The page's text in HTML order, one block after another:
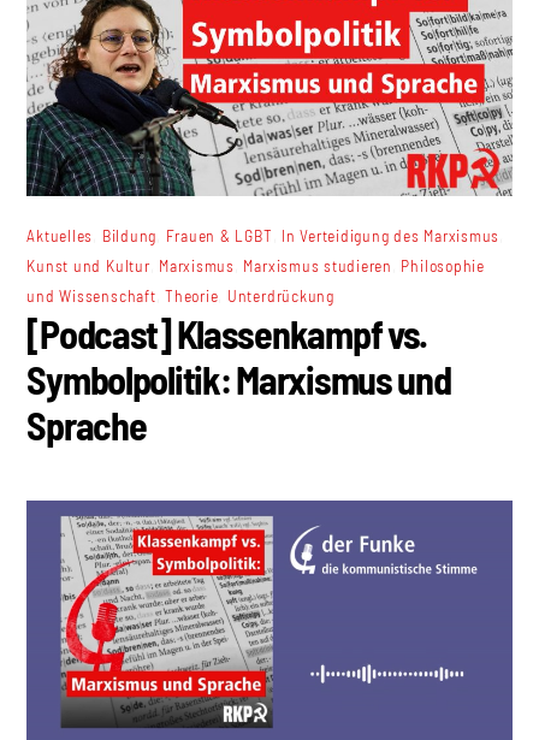
Aktuelles Bildung Frauen & LGBT In Verteidigung des Marxismus
Kunst und Kultur Marxismus Marxismus studieren Philosophie
und Wissenschaft ,Theorie Unterdrückung
[Podcast] Klassenkampf vs.
Symbolpolitik: Marxismus und
Sprache